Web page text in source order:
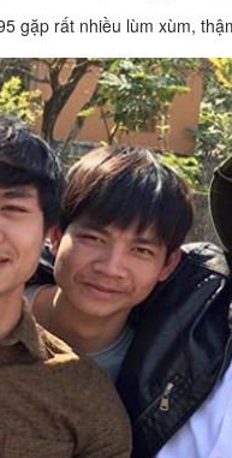
gặp rất nhiều lùm xùm,